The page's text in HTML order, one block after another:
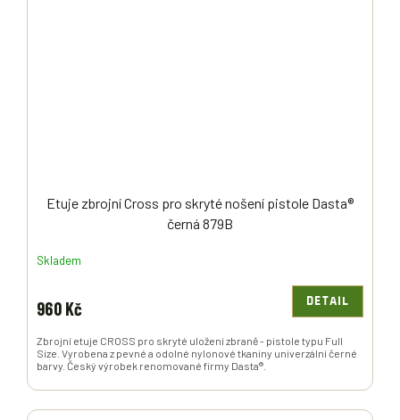
Etuje zbrojní Cross pro skryté nošení pistole Dasta®
černá 879B
Skladem
960 Kč DETAIL
Zbrojní etuje CROSS pro skryté uložení zbraně - pistole typu Full
Size. Vyrobena z pevné a odolné nylonové tkaniny univerzální černé
barvy. Český výrobek renomované firmy Dasta®.